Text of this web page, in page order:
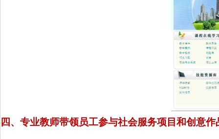
四、专业教师带领员工参与社会服务项目和创意作